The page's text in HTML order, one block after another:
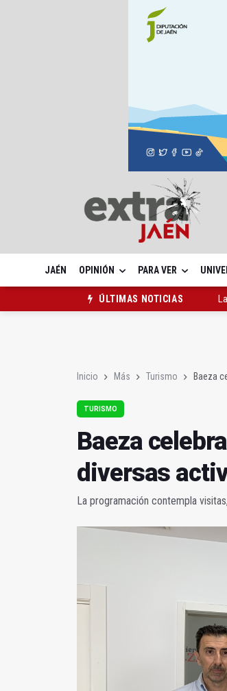
JAÉN OPINIÓN PARA VER
ÚLTIMAS NOTICIAS
Inicio Más Turismo Baeza
TURISMO
Baeza
diversas
La programación contempla